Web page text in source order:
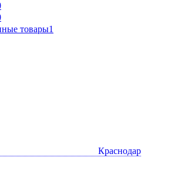
товары1
Краснодар